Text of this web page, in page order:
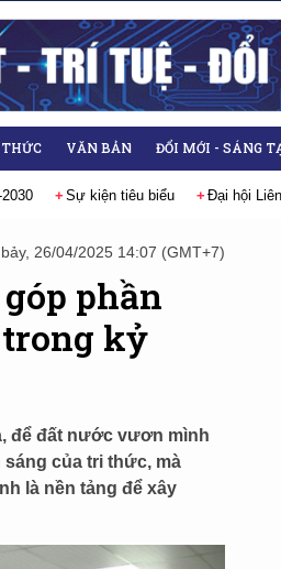
VĂN BẢN ĐỔI MỚI - SÁNG
học và Kỹ thuật Việt Nam lần thứ IX,
26/04/2025 14:07 (GMT+7)
phần
kỷ
để đất nước vươn mình
của tri thức, mà
là nền tảng để xây